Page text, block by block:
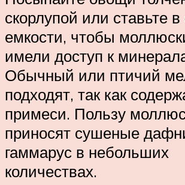
скорлупой или ставьте
емкости, чтобы
имели доступ к
Обычный или птичий
подходят, так как
примеси. Пользу
приносят сушеные
гаммарус в небольших
количествах.